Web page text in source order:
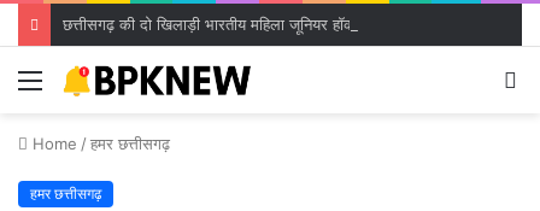
Menu
Home /हमर छत्तीसगढ़
हमर छत्तीसगढ़